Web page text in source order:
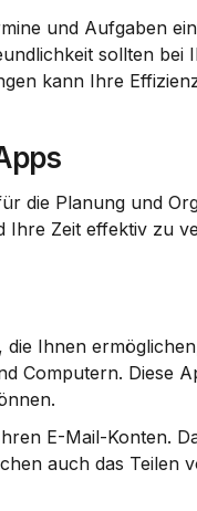
und Aufgaben
sollten bei
kann Ihre
die Planung und
Zeit effektiv zu
Ihnen
Computern. Diese
E-Mail-Konten.
auch das Teilen